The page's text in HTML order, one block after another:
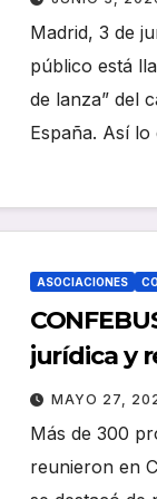
España
Madrid, 3 de
público está
de lanza” del
España. Así lo
ASOCIACIONES
jurídica y
sostener
del
MAYO 27,
Más de 300
reunieron en